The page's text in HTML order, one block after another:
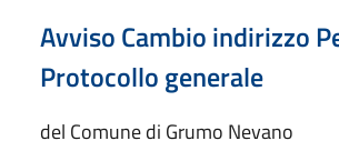
Avviso Cambio indirizzo
Protocollo generale
del Comune di Grumo Nevano